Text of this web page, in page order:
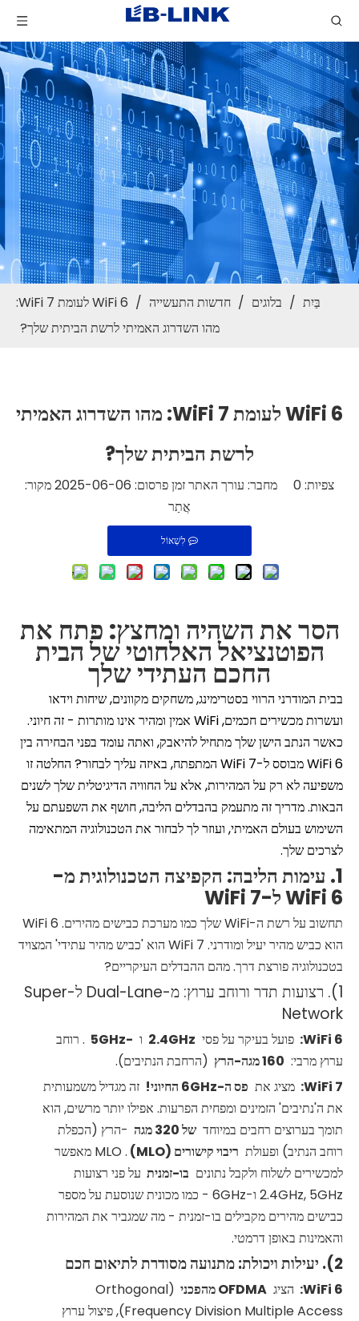
בַּיִת / בלוגים / חדשות התעשייה /
WiFi 6 לעומת WiFi 7:
מהו השדרוג האמיתי לרשת הביתית שלך?
WiFi 6 לעומת WiFi 7: מהו השדרוג האמיתי
לרשת הביתית שלך?
צפיות:0 מחבר: עורך האתר זמן פרסום: 2025-06-06 מקור:
אֲתַר
לִשְׁאוֹל
הסר את השהיה ומחצץ: פתח את
הפוטנציאל האלחוטי של הבית
החכם העתידי שלך
בבית המודרני הרווי בסטרימינג, משחקים מקוונים, שיחות וידאו
ועשרות מכשירים חכמים, WiFi אמין ומהיר אינו מותרות - זה חיוני.
כאשר הנתב הישן שלך מתחיל להיאבק, ואתה עומד בפני הבחירה בין
WiFi 6 מבוסס ל-WiFi 7 המתפתח, באיזה עליך לבחור? החלטה זו
משפיעה לא רק על המהירות, אלא על החוויה הדיגיטלית שלך לשנים
הבאות. מדריך זה מתעמק בהבדלים הליבה, חושף את השפעתם על
השימוש בעולם האמיתי, ועוזר לך לבחור את הטכנולוגיה המתאימה
לצרכים שלך.
1. עימות הליבה: הקפיצה הטכנולוגית מ-
WiFi 6 ל-WiFi 7
תחשוב על רשת ה-WiFi שלך כמו מערכת כבישים מהירים. WiFi 6
הוא כביש מהיר יעיל ומודרני. WiFi 7 הוא 'כביש מהיר עתידי' המצויד
בטכנולוגיה פורצת דרך. מהם ההבדלים העיקריים?
1). רצועות תדר ורוחב ערוץ: מ-Dual-Lane ל-Super
Network
WiFi 6: פועל בעיקר על פסי 2.4GHz ו -5GHz
. רוחב
ערוץ מרבי: 160 מגה-הרץ
(הרחבת הנתיבים).
WiFi 7: מציג את פס ה-6GHz החיוני!
זה מגדיל משמעותית
את ה'נתיבים' הזמינים ומפחית הפרעות. אפילו יותר מרשים, הוא
תומך בערוצים רחבים במיוחד של 320 מגה
-הרץ (הכפלת
רוחב הנתיב) ופעולת ריבוי קישורים (MLO)
. MLO מאפשר
למכשירים לשלוח ולקבל נתונים בו-זמנית על פני רצועות
2.4GHz, 5GHz ו-6GHz - כמו מכונית שנוסעת על מספר
כבישים מהירים מקבילים בו-זמנית - מה שמגביר את המהירות
והאמינות באופן דרמטי.
2). יעילות ויכולת: מתנועה מסודרת לתיאום חכם
WiFi 6: הציג OFDMA מהפכני
(Orthogonal
Frequency Division Multiple Access), פיצול ערוץ